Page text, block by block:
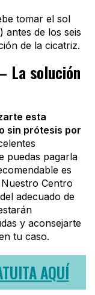
tomar el sol
de los seis
de la cicatriz.
La solución
esta
sin prótesis por
puedas pagarla
es
Centro
adecuado de
y aconsejarte
tu caso.
AQUÍ